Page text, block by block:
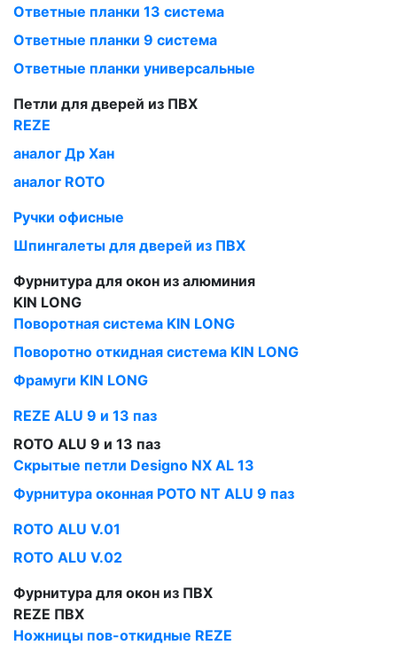
Ответные планки 13 система
Ответные планки 9 система
Ответные планки универсальные
Петли для дверей из ПВХ
REZE
аналог Др Хан
аналог ROTO
Ручки офисные
Шпингалеты для дверей из ПВХ
Фурнитура для окон из алюминия
KIN LONG
Поворотная система KIN LONG
Поворотно откидная система KIN LONG
Фрамуги KIN LONG
REZE ALU 9 и 13 паз
ROTO ALU 9 и 13 паз
Скрытые петли Designo NX AL 13
Фурнитура оконная РОТО NT ALU 9 паз
ROTO ALU V.01
ROTO ALU V.02
Фурнитура для окон из ПВХ
REZE ПВХ
Ножницы пов-откидные REZE